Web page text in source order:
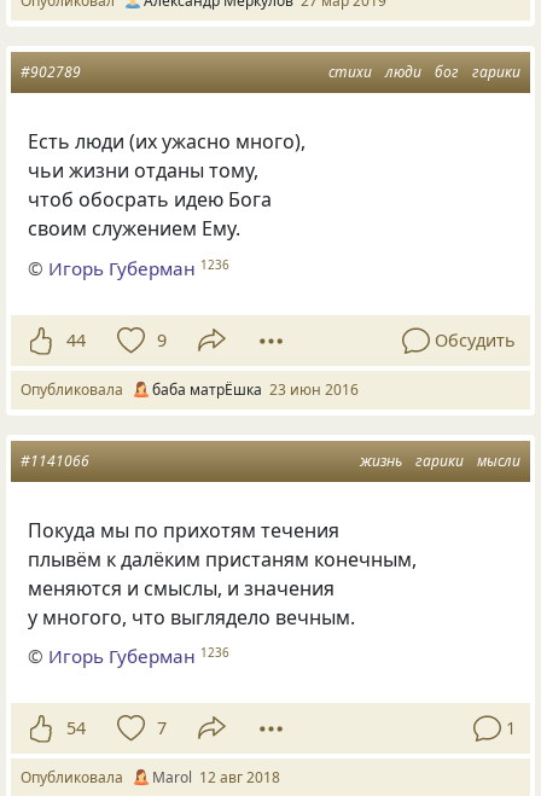
стихи люди бог гарики
#902789
Есть люди (их ужасно много),
чьи жизни отданы тому,
чтоб обосрать идею Бога
своим служением Ему.
© Игорь Губерман 1236
44 9 Обсудить
Опубликовала баба матрЁшка 23 июн 2016
жизнь гарики мысли
#1141066
Покуда мы по прихотям течения
плывём к далёким пристаням конечным,
меняются и смыслы, и значения
у многого, что выглядело вечным.
© Игорь Губерман 1236
54 7 1
Опубликовала Маrol 12 авг 2018